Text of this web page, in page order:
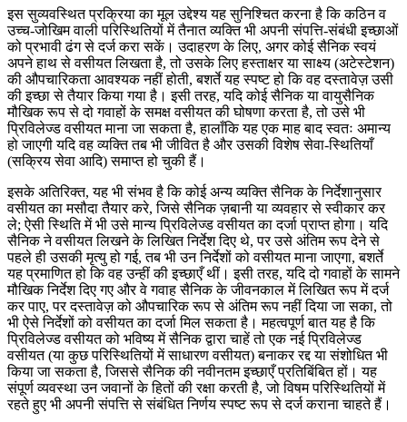
इस सुव्यवस्थित प्रक्रिया का मूल उद्देश्य यह सुनिश्चित करना है कि कठिन व
उच्च-जोखिम वाली परिस्थितियों में तैनात व्यक्ति भी अपनी संपत्ति-संबंधी इच्छाओं
को प्रभावी ढंग से दर्ज करा सकें। उदाहरण के लिए, अगर कोई सैनिक स्वयं
अपने हाथ से वसीयत लिखता है, तो उसके लिए हस्ताक्षर या साक्ष्य (अटेस्टेशन)
की औपचारिकता आवश्यक नहीं होती, बशर्ते यह स्पष्ट हो कि वह दस्तावेज़ उसी
की इच्छा से तैयार किया गया है। इसी तरह, यदि कोई सैनिक या वायुसैनिक
मौखिक रूप से दो गवाहों के समक्ष वसीयत की घोषणा करता है, तो उसे भी
प्रिविलेज्ड वसीयत माना जा सकता है, हालाँकि यह एक माह बाद स्वतः अमान्य
हो जाएगी यदि वह व्यक्ति तब भी जीवित है और उसकी विशेष सेवा-स्थितियाँ
(सक्रिय सेवा आदि) समाप्त हो चुकी हैं।
इसके अतिरिक्त, यह भी संभव है कि कोई अन्य व्यक्ति सैनिक के निर्देशानुसार
वसीयत का मसौदा तैयार करे, जिसे सैनिक ज़बानी या व्यवहार से स्वीकार कर
ले; ऐसी स्थिति में भी उसे मान्य प्रिविलेज्ड वसीयत का दर्जा प्राप्त होगा। यदि
सैनिक ने वसीयत लिखने के लिखित निर्देश दिए थे, पर उसे अंतिम रूप देने से
पहले ही उसकी मृत्यु हो गई, तब भी उन निर्देशों को वसीयत माना जाएगा, बशर्ते
यह प्रमाणित हो कि वह उन्हीं की इच्छाएँ थीं। इसी तरह, यदि दो गवाहों के सामने
मौखिक निर्देश दिए गए और वे गवाह सैनिक के जीवनकाल में लिखित रूप में दर्ज
कर पाए, पर दस्तावेज़ को औपचारिक रूप से अंतिम रूप नहीं दिया जा सका, तो
भी ऐसे निर्देशों को वसीयत का दर्जा मिल सकता है। महत्वपूर्ण बात यह है कि
प्रिविलेज्ड वसीयत को भविष्य में सैनिक द्वारा चाहें तो एक नई प्रिविलेज्ड
वसीयत (या कुछ परिस्थितियों में साधारण वसीयत) बनाकर रद्द या संशोधित भी
किया जा सकता है, जिससे सैनिक की नवीनतम इच्छाएँ प्रतिबिंबित हों। यह
संपूर्ण व्यवस्था उन जवानों के हितों की रक्षा करती है, जो विषम परिस्थितियों में
रहते हुए भी अपनी संपत्ति से संबंधित निर्णय स्पष्ट रूप से दर्ज कराना चाहते हैं।